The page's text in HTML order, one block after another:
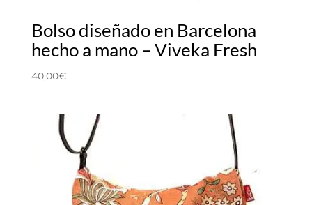
Bolso diseñado en Barcelona
hecho a mano – Viveka Fresh
40,00€